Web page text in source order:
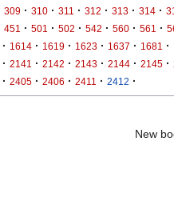
309 · 310 · 311 · 312 · 313 · 314 ·
451 · 501 · 502 · 542 · 560 · 561 ·
· 1614 · 1619 · 1623 · 1637 · 1681 ·
· 2141 · 2142 · 2143 · 2144 · 2145 ·
· 2405 · 2406 · 2411 · 2412 ·
New